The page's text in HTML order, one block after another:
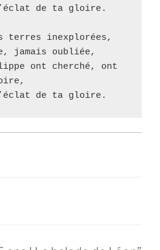
de ta gloire.
terres inexplorées,
jamais oubliée,
ont cherché, ont
de ta gloire.